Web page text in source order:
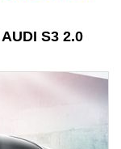
S3 2.0